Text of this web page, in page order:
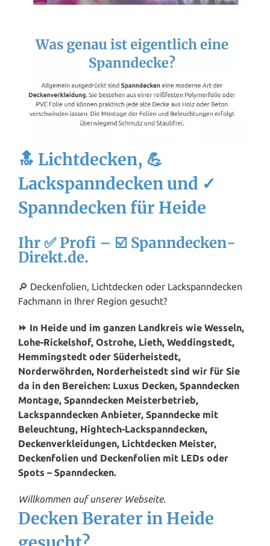
🔝 Lichtdecken, 💪
Lackspanndecken und ✓
Spanndecken für Heide
Ihr ✅ Profi – ☑️ Spanndecken-
Direkt.de.
🔎 Deckenfolien, Lichtdecken oder Lackspanndecken
Fachmann in Ihrer Region gesucht?
⏩ In Heide und im ganzen Landkreis wie Wesseln,
Lohe-Rickelshof, Ostrohe, Lieth, Weddingstedt,
Hemmingstedt oder Süderheistedt,
Norderwöhrden, Norderheistedt sind wir für Sie
da in den Bereichen: Luxus Decken, Spanndecken
Montage, Spanndecken Meisterbetrieb,
Lackspanndecken Anbieter, Spanndecke mit
Beleuchtung, Hightech-Lackspanndecken,
Deckenverkleidungen, Lichtdecken Meister,
Deckenfolien und Deckenfolien mit LEDs oder
Spots – Spanndecken.
Willkommen auf unserer Webseite.
Decken Berater in Heide